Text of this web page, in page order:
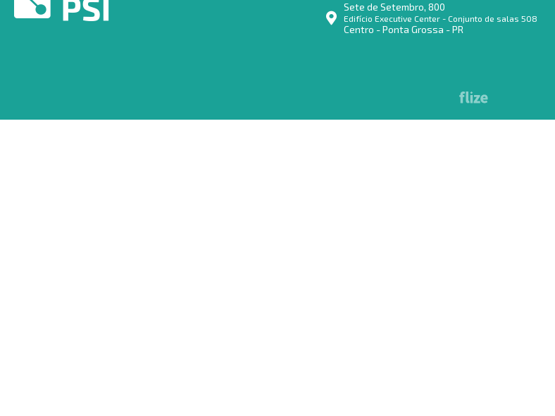
Sete de Setembro, 800
Edifício Executive Center - Conjunto de salas 508
Centro - Ponta Grossa - PR